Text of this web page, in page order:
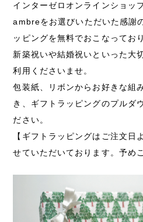
インターゼロオンラインショッ
ambreをお選びいただいた感謝
ッピングを無料でおこなってお
新築祝いや結婚祝いといった大
利用くださいませ。
包装紙、リボンからお好きな組
き、ギフトラッピングのプルダ
ださい。
【ギフトラッピングはご注文日
せていただいております。予め